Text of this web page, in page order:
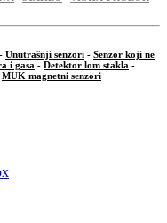
- Unutrašnji senzori - Senzor koji ne
i gasa - Detektor lom stakla -
MUK magnetni senzori